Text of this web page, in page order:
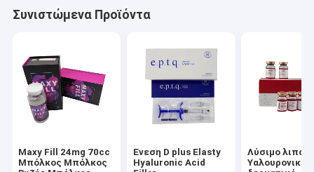
Συνιστώμενα Προϊόντα
Maxy Fill 24mg 70cc
Μπόλκος Μπόλκος
Ένεση D plus Elasty
Hyaluronic Acid
Λύσιμο
Υαλουρονικό